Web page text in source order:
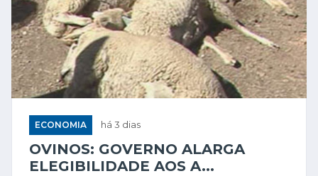
ECONOMIA há 3 dias
OVINOS: GOVERNO ALARGA
ELEGIBILIDADE AOS A...